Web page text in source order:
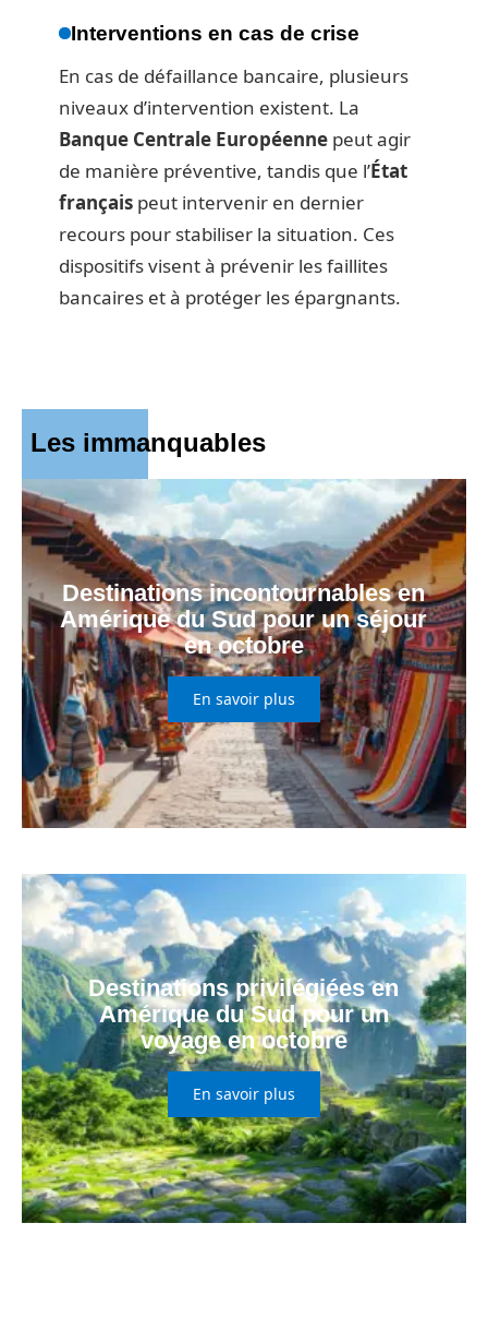
Interventions en cas de crise
En cas de défaillance bancaire, plusieurs
niveaux d’intervention existent. La
Banque Centrale Européenne peut agir
de manière préventive, tandis que l’État
français peut intervenir en dernier
recours pour stabiliser la situation. Ces
dispositifs visent à prévenir les faillites
bancaires et à protéger les épargnants.
Les immanquables
Destinations incontournables en
Amérique du Sud pour un séjour
en octobre
En savoir plus
Destinations privilégiées en
Amérique du Sud pour un
voyage en octobre
En savoir plus